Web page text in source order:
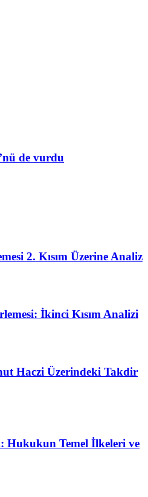
de vurdu
2. Kısım Üzerine Analiz
İkinci Kısım Analizi
Haczi Üzerindeki Takdir
Hukukun Temel İlkeleri ve